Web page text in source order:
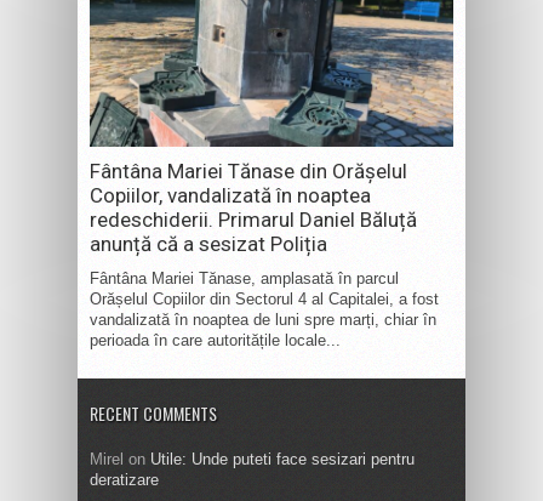
Fântâna Mariei Tănase din Orășelul
Copiilor, vandalizată în noaptea
redeschiderii. Primarul Daniel Băluță
anunță că a sesizat Poliția
Fântâna Mariei Tănase, amplasată în parcul
Orășelul Copiilor din Sectorul 4 al Capitalei, a fost
vandalizată în noaptea de luni spre marți, chiar în
perioada în care autoritățile locale...
RECENT COMMENTS
Mirel on Utile: Unde puteti face sesizari pentru
deratizare